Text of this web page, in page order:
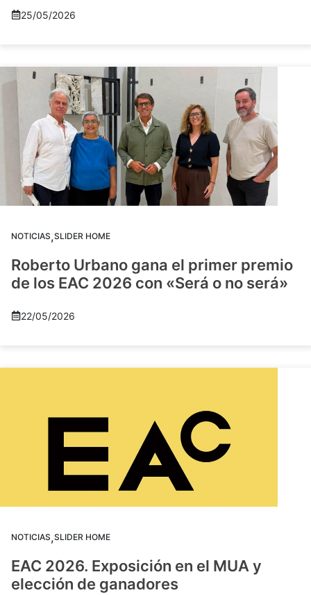
25/05/2026
NOTICIAS,SLIDER HOME
Roberto Urbano gana el primer premio
de los EAC 2026 con «Será o no será»
22/05/2026
NOTICIAS,SLIDER HOME
EAC 2026. Exposición en el MUA y
elección de ganadores